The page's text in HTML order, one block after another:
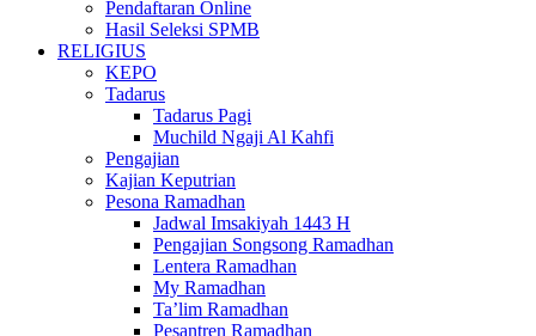
Pendaftaran Online
Hasil Seleksi SPMB
RELIGIUS
KEPO
Tadarus
Tadarus Pagi
Muchild Ngaji Al Kahfi
Pengajian
Kajian Keputrian
Pesona Ramadhan
Jadwal Imsakiyah 1443 H
Pengajian Songsong Ramadhan
Lentera Ramadhan
My Ramadhan
Ta’lim Ramadhan
Pesantren Ramadhan